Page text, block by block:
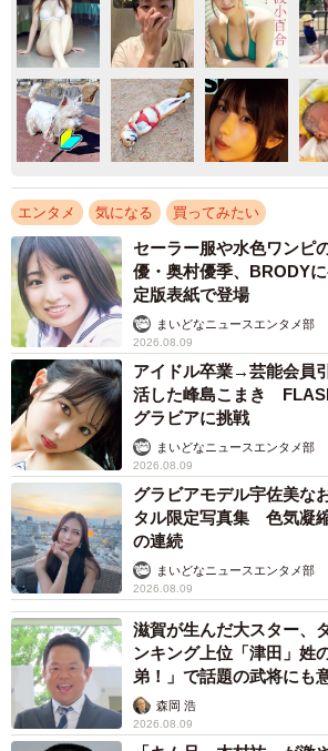
エンタメ 気になる 買ってみたい
セーラー服や水色ワン
優・奥村優季、BRODY
定版表紙で登場
まいどなニュースエンタメ部
2026.08.09
アイドル卒業→芸能会員
活した峰島こまき
グラビアに挑戦
まいどなニュースエンタメ部
2026.08.09
グラビアモデル宇佐美
タル限定写真集 色気凝
の連続
まいどなニュースエンタメ部
2026.08.09
滋賀が生んだ大スター
ンキング上位「津田」
弟！」で話題の武将にも
森岡 浩
2026.08.09